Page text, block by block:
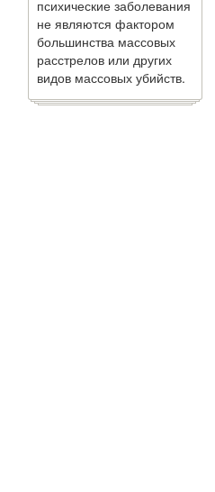
психические заболевания
не являются фактором
большинства массовых
расстрелов или других
видов массовых убийств.